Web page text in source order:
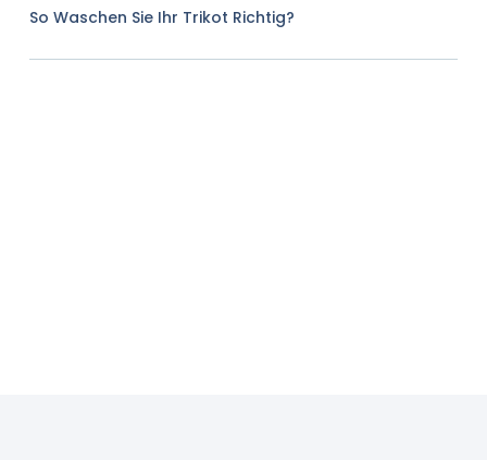
So Waschen Sie Ihr Trikot Richtig?